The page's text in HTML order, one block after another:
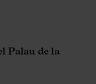
Palau de la